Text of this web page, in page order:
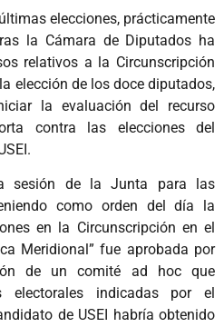
elecciones, prácticamente
la Cámara de Diputados ha
relativos a la Circunscripción
elección de los doce diputados,
la evaluación del recurso
contra las elecciones del
sesión de la Junta para las
como orden del día la
en la Circunscripción en el
Meridional” fue aprobada por
de un comité ad hoc que
electorales indicadas por el
de USEI habría obtenido